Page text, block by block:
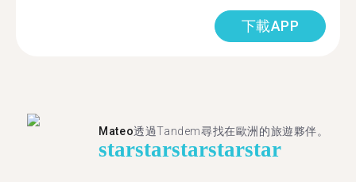
下載APP
Mateo透過Tandem尋找在歐洲的旅遊夥伴。
starstarstarstarstar